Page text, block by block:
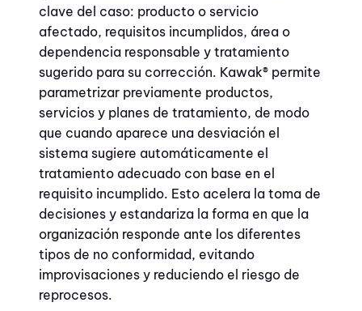
clave del caso: producto o servicio
afectado, requisitos incumplidos, área o
dependencia responsable y tratamiento
sugerido para su corrección. Kawak® permite
parametrizar previamente productos,
servicios y planes de tratamiento, de modo
que cuando aparece una desviación el
sistema sugiere automáticamente el
tratamiento adecuado con base en el
requisito incumplido. Esto acelera la toma de
decisiones y estandariza la forma en que la
organización responde ante los diferentes
tipos de no conformidad, evitando
improvisaciones y reduciendo el riesgo de
reprocesos.